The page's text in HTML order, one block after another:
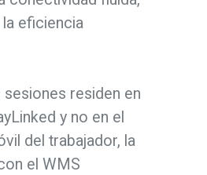
eficiencia
sesiones residen en
y no en el
del trabajador, la
el WMS